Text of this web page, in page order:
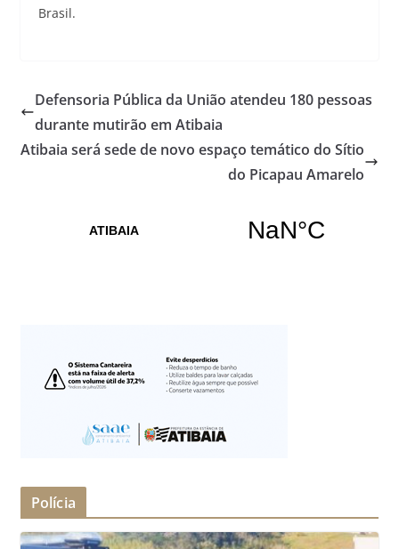
Brasil.
Defensoria Pública da União atendeu 180 pessoas
durante mutirão em Atibaia
Atibaia será sede de novo espaço temático do Sítio
do Picapau Amarelo
Polícia